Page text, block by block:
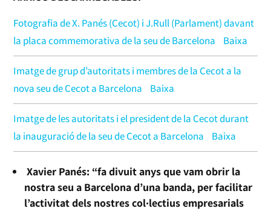
Fotografia de X. Panés (Cecot) i J.Rull (Parlament) davant
la placa commemorativa de la seu de Barcelona
Baixa
Imatge de grup d’autoritats i membres de la Cecot a la
nova seu de Cecot a Barcelona
Baixa
Imatge de les autoritats i el president de la Cecot durant
la inauguració de la seu de Cecot a Barcelona
Baixa
Xavier Panés: “fa divuit anys que vam obrir la
nostra seu a Barcelona d’una banda, per facilitar
l’activitat dels nostres col·lectius empresarials